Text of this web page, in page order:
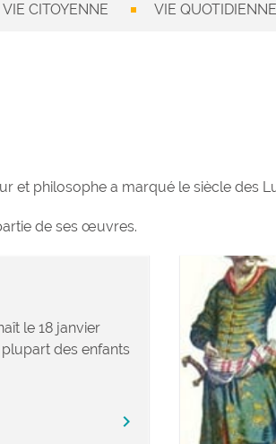
VIE CITOYENNE VIE QUOTIDIENNE
et philosophe a marqué le siècle des
de ses œuvres.
le 18 janvier
des enfants
chevron_right